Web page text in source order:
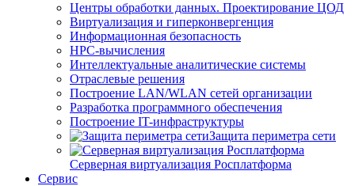
Центры обработки данных. Проектирование ЦОД
Виртуализация и гиперконвергенция
Информационная безопасность
HPC-вычисления
Интеллектуальные аналитические системы
Отраслевые решения
Построение LAN/WLAN сетей организации
Разработка программного обеспечения
Построение IT-инфраструктуры
Защита периметра сети
Серверная виртуализация Росплатформа
Сервис